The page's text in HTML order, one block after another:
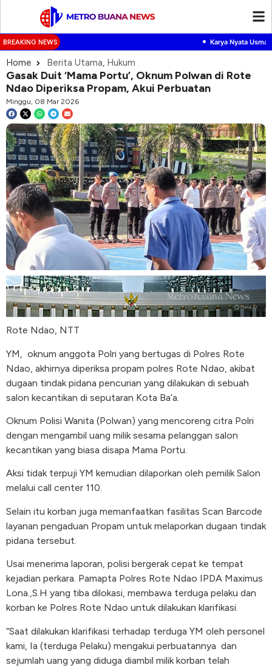
BREAKING NEWS Karya Nyata Usman
Home Berita Utama, Hukum
Gasak Duit ‘Mama Portu’, Oknum Polwan di Rote
Ndao Diperiksa Propam, Akui Perbuatan
Minggu, 08 Mar 2026
Rote Ndao, NTT
YM,
oknum anggota Polri yang bertugas di Polres Rote
Ndao, akhirnya diperiksa propam polres Rote Ndao, akibat
dugaan tindak pidana pencurian yang dilakukan di sebuah
salon kecantikan di seputaran Kota Ba’a.
Oknum Polisi Wanita (Polwan) yang mencoreng citra Polri
dengan mengambil uang milik sesama pelanggan salon
kecantikan yang biasa disapa Mama Portu.
Aksi tidak terpuji YM kemudian dilaporkan oleh pemilik Salon
melalui call center 110.
Selain itu korban juga memanfaatkan fasilitas Scan Barcode
layanan pengaduan Propam untuk melaporkan dugaan tindak
pidana tersebut.
Usai menerima laporan, polisi bergerak cepat ke tempat
kejadian perkara. Pamapta Polres Rote Ndao IPDA Maximus
Lona.,S.H yang tiba dilokasi, membawa terduga pelaku dan
korban ke Polres Rote Ndao untuk dilakukan klarifikasi.
“Saat dilakukan klarifikasi terhadap terduga YM oleh personel
kami, Ia (terduga Pelaku) mengakui perbuatannya dan
sejumlah uang yang diduga diambil milik korban telah